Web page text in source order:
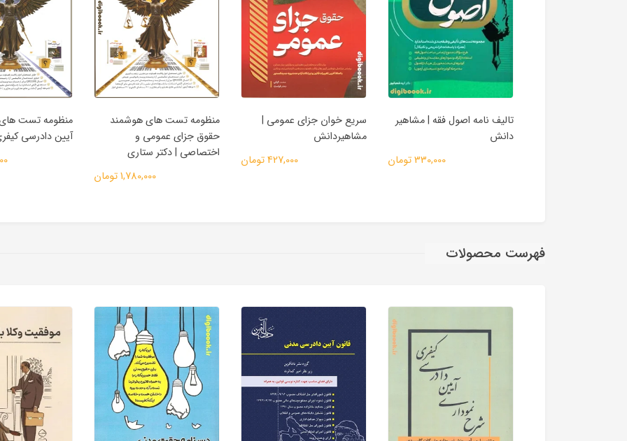
تالیف نامه اصول فقه | مشاهیر
دانش
330,000 تومان
سریع خوان جزای عمومی |
مشاهیردانش
427,000 تومان
منظومه تست های هوشمند
حقوق جزای عمومی و
اختصاصی | دکتر ستاری
1,780,000 تومان
منظومه تست
آیین دادرسی
فهرست محصولات